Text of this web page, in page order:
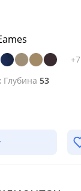
+7
Глубина 53